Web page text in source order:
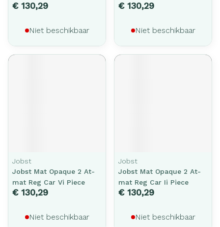
€ 130,29
Niet beschikbaar
€ 130,29
Niet beschikbaar
Jobst
Jobst Mat Opaque 2 At-
mat Reg Car Vi Piece
€ 130,29
Niet beschikbaar
Jobst
Jobst Mat Opaque 2 At-
mat Reg Car Ii Piece
€ 130,29
Niet beschikbaar